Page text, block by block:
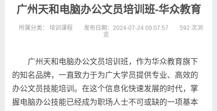
广州天和电脑办公文员培训班-华众教育
所属分类： 培训课程 发布日期：2024-07-24 09:07:57
592 次浏
览
广州天和电脑办公文员培训班，作为华众教育旗下
的知名品牌，一直致力于为广大学员提供专业、高效的
办公文员技能培训。在这个信息化快速发展的时代，掌
握电脑办公技能已经成为职场人士不可或缺的一项基本